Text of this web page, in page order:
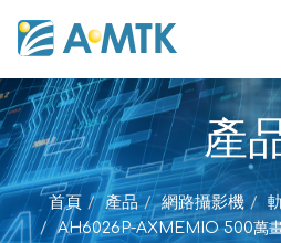
產
首頁 產品 網路攝影機
AH6026P-AXMEMIO 500萬